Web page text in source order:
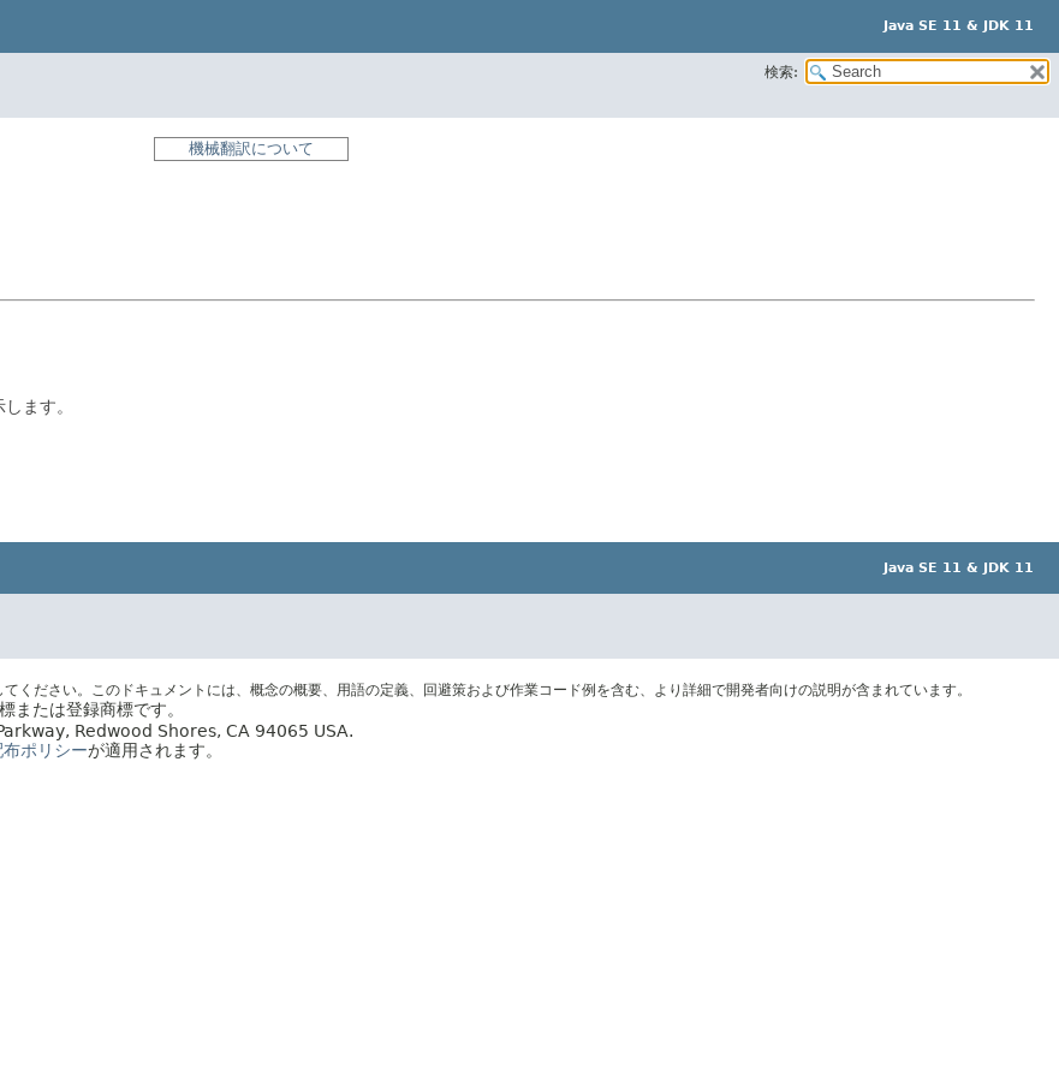
Java SE 11 & JDK 11
検索:
機械翻訳について
ます。
Java SE 11 & JDK 11
てください。このドキュメントには、概念の概要、用語の定義、回避策および作業コード例を含む、より詳細で開発者向けの説明が含まれています。
たは登録商標です。
Redwood Shores, CA 94065 USA.
布ポリシーが適用されます。